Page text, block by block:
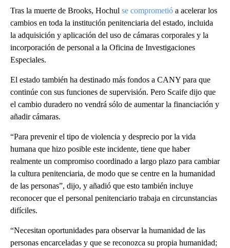
Tras la muerte de Brooks, Hochul se comprometió a acelerar los
cambios en toda la institución penitenciaria del estado, incluida
la adquisición y aplicación del uso de cámaras corporales y la
incorporación de personal a la Oficina de Investigaciones
Especiales.
El estado también ha destinado más fondos a CANY para que
continúe con sus funciones de supervisión. Pero Scaife dijo que
el cambio duradero no vendrá sólo de aumentar la financiación y
añadir cámaras.
“Para prevenir el tipo de violencia y desprecio por la vida
humana que hizo posible este incidente, tiene que haber
realmente un compromiso coordinado a largo plazo para cambiar
la cultura penitenciaria, de modo que se centre en la humanidad
de las personas”, dijo, y añadió que esto también incluye
reconocer que el personal penitenciario trabaja en circunstancias
difíciles.
“Necesitan oportunidades para observar la humanidad de las
personas encarceladas y que se reconozca su propia humanidad;